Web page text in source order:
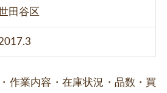
田谷区
作業内容・在庫状況・品数・買